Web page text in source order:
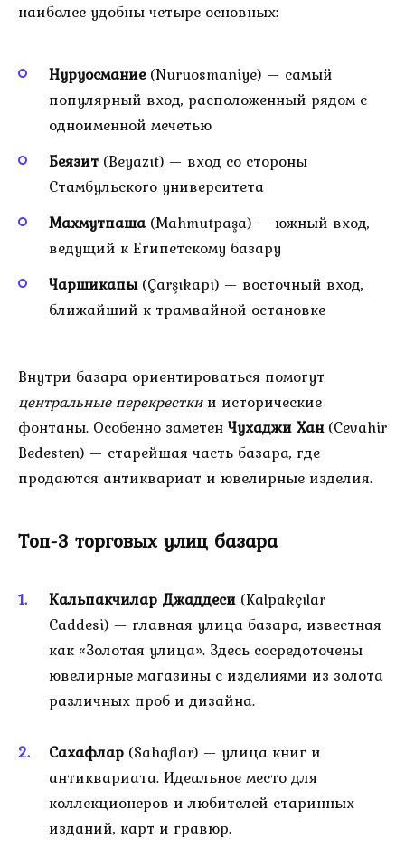
наиболее удобны четыре основных:
Нуруосмание(Nuruosmaniye) — самый
популярный вход, расположенный рядом с
одноименной мечетью
Беязит (Beyazıt) — вход со стороны
Стамбульского университета
Махмутпаша(Mahmutpaşa) — южный вход,
ведущий к Египетскому базару
Чаршикапы(Çarşıkapı) — восточный вход,
ближайший к трамвайной остановке
Внутри базара ориентироваться помогут
центральные перекресткии исторические
фонтаны. Особенно заметенЧухаджи Хан(Cevahir
Bedesten) — старейшая часть базара, где
продаются антиквариат и ювелирные изделия.
Топ-3 торговых улиц базара
Кальпакчилар Джаддеси (Kalpakçılar
Caddesi) — главная улица базара, известная
как «Золотая улица». Здесь сосредоточены
ювелирные магазины с изделиями из золота
различных проб и дизайна.
Сахафлар (Sahaflar) — улица книг и
антиквариата. Идеальное место для
коллекционеров и любителей старинных
изданий, карт и гравюр.